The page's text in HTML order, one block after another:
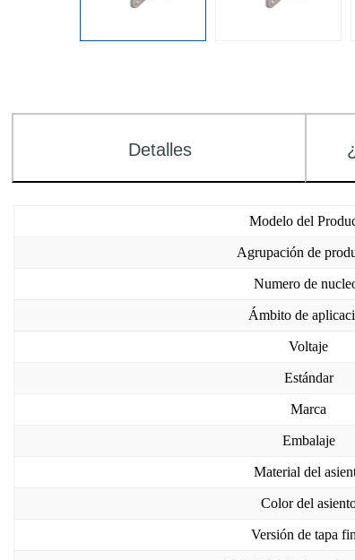
Detalles
Modelo del
Agrupación de
Numero de
Ámbito de
Voltaje
Estándar
Marca
Embalaje
Material del
Color del
Versión de tapa